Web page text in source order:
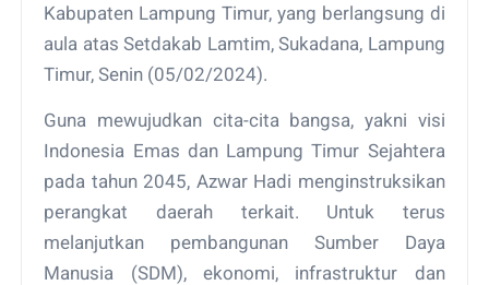
Kabupaten Lampung Timur, yang berlangsung di
aula atas Setdakab Lamtim, Sukadana, Lampung
Timur, Senin (05/02/2024).
Guna mewujudkan cita-cita bangsa, yakni visi
Indonesia Emas dan Lampung Timur Sejahtera
pada tahun 2045, Azwar Hadi menginstruksikan
perangkat daerah terkait. Untuk terus
melanjutkan pembangunan Sumber Daya
Manusia (SDM), ekonomi, infrastruktur dan